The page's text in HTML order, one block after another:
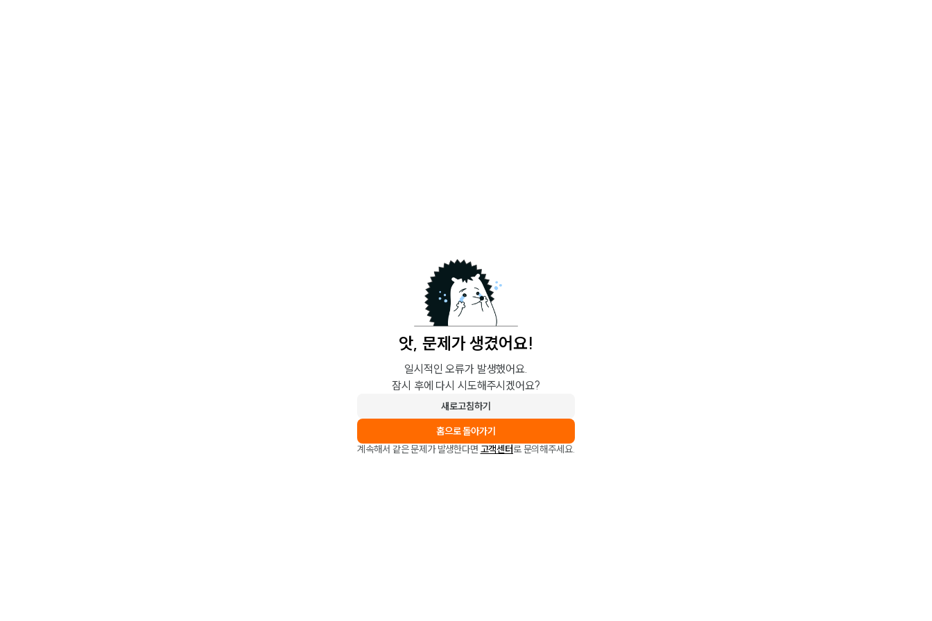
앗, 문제가 생겼어요!
일시적인 오류가 발생했어요.
잠시 후에 다시 시도해주시겠어요?
새로고침하기
홈으로 돌아가기
계속해서 같은 문제가 발생한다면 고객센터로 문의해주세요.